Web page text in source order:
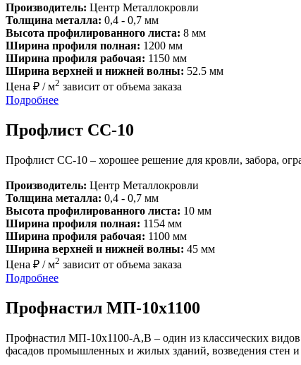
Производитель: Центр Металлокровли
Толщина металла: 0,4 - 0,7 мм
Высота профилированного листа: 8 мм
Ширина профиля полная: 1200 мм
Ширина профиля рабочая: 1150 мм
Ширина верхней и нижней волны: 52.5 мм
Цена ₽ / м2 зависит от объема заказа
Подробнее
Профлист СС-10
Профлист СС-10 – хорошее решение для кровли, забора,
Производитель: Центр Металлокровли
Толщина металла: 0,4 - 0,7 мм
Высота профилированного листа: 10 мм
Ширина профиля полная: 1154 мм
Ширина профиля рабочая: 1100 мм
Ширина верхней и нижней волны: 45 мм
Цена ₽ / м2 зависит от объема заказа
Подробнее
Профнастил МП-10х1100
Профнастил МП-10х1100-A,В – один из классических видов
фасадов промышленных и жилых зданий, возведения стен и